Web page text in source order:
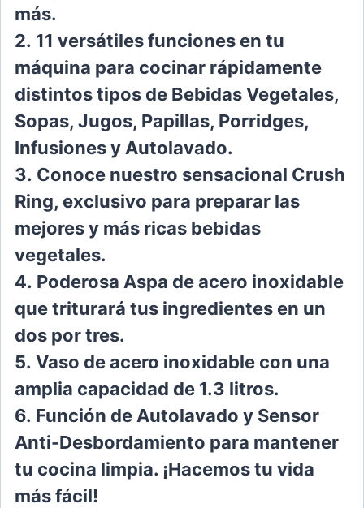
más.
2. 11 versátiles funciones en tu
máquina para cocinar rápidamente
distintos tipos de Bebidas Vegetales,
Sopas, Jugos, Papillas, Porridges,
Infusiones y Autolavado.
3. Conoce nuestro sensacional Crush
Ring, exclusivo para preparar las
mejores y más ricas bebidas
vegetales.
4. Poderosa Aspa de acero inoxidable
que triturará tus ingredientes en un
dos por tres.
5. Vaso de acero inoxidable con una
amplia capacidad de 1.3 litros.
6. Función de Autolavado y Sensor
Anti-Desbordamiento para mantener
tu cocina limpia. ¡Hacemos tu vida
más fácil!